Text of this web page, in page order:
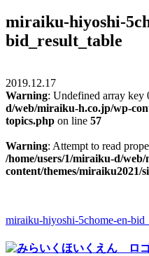
miraiku-hiyoshi-
bid_result_table
2019.12.17
Warning: Undefined array key
d/web/miraiku-h.co.jp/wp-
topics.php on line 57
Warning: Attempt to read
/home/users/1/miraiku-d/
content/themes/miraiku2021/
miraiku-hiyoshi-5chome-en-